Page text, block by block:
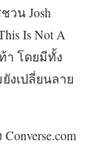
วน Josh
Is Not A
า โดยมีทั้ง
งเปลี่ยนลาย